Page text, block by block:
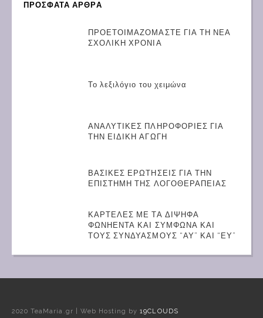
ΠΡΟΣΦΑΤΑ ΑΡΘΡΑ
ΠΡΟΕΤΟΙΜΑΖΟΜΑΣΤΕ ΓΙΑ ΤΗ ΝΕΑ
ΣΧΟΛΙΚΗ ΧΡΟΝΙΑ
Το λεξιλόγιο του χειμώνα
ΑΝΑΛΥΤΙΚΕΣ ΠΛΗΡΟΦΟΡΙΕΣ ΓΙΑ
ΤΗΝ ΕΙΔΙΚΗ ΑΓΩΓΗ
ΒΑΣΙΚΕΣ ΕΡΩΤΗΣΕΙΣ ΓΙΑ ΤΗΝ
ΕΠΙΣΤΗΜΗ ΤΗΣ ΛΟΓΟΘΕΡΑΠΕΙΑΣ
ΚΑΡΤΕΛΕΣ ΜΕ ΤΑ ΔΙΨΗΦΑ
ΦΩΝΗΕΝΤΑ ΚΑΙ ΣΥΜΦΩΝΑ ΚΑΙ
ΤΟΥΣ ΣΥΝΔΥΑΣΜΟΥΣ “ΑΥ” ΚΑΙ “ΕΥ”
2020 TeaMaria.gr | Web Hosting by19CLOUDS